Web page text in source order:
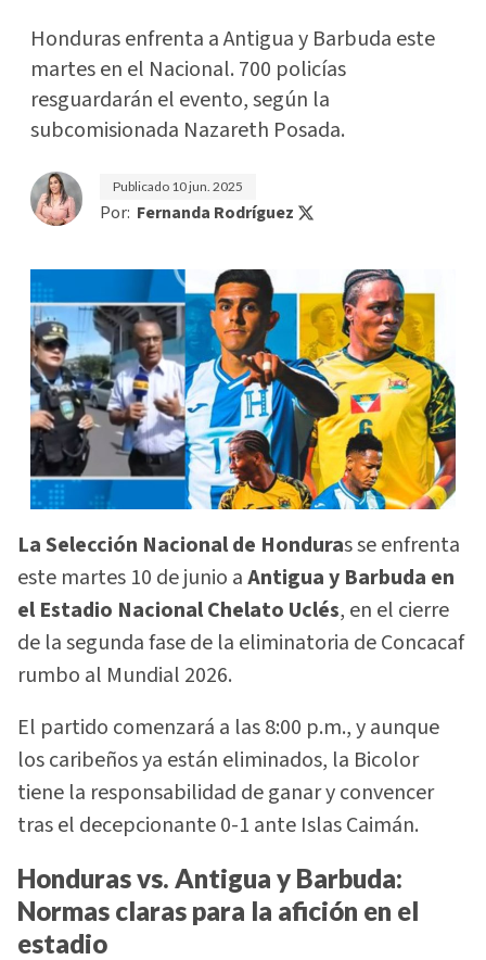
Honduras enfrenta a Antigua y Barbuda este
martes en el Nacional. 700 policías
resguardarán el evento, según la
subcomisionada Nazareth Posada.
Publicado 10 jun. 2025
Por: Fernanda Rodríguez
La Selección Nacional de Honduras se enfrenta
este martes 10 de junio aAntigua y Barbuda en
el Estadio Nacional Chelato Uclés, en el cierre
de la segunda fase de la eliminatoria de Concacaf
rumbo al Mundial 2026.
El partido comenzará a las 8:00 p.m., y aunque
los caribeños ya están eliminados, la Bicolor
tiene la responsabilidad de ganar y convencer
tras el decepcionante 0-1 ante Islas Caimán.
Honduras vs. Antigua y Barbuda:
Normas claras para la afición en el
estadio